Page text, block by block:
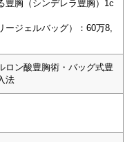
豊胸（シンデレラ豊胸）1c
ージェルバッグ）：60万8,
ロン酸豊胸術・バッグ式豊
法